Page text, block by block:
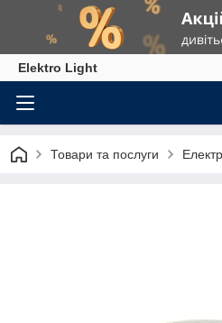
Elektro Light
Товари та послуги